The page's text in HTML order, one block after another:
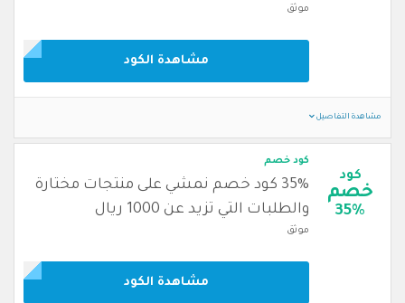
موثق
مشاهدة الكود
مشاهدة التفاصيل
كود
خصم
35%
كود خصم
35% كود خصم نمشي على منتجات مختارة
والطلبات التي تزيد عن 1000 ريال
موثق
مشاهدة الكود